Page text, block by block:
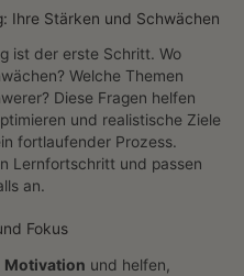
Ihre Stärken und Schwächen
ist der erste Schritt. Wo
Welche Themen
Diese Fragen helfen
und realistische Ziele
fortlaufender Prozess.
Lernfortschritt und passen
an.
Fokus
Motivation und helfen,